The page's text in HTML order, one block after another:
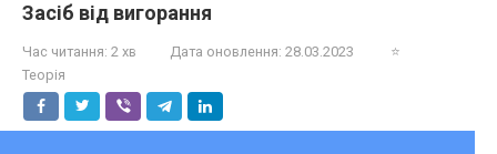
Засіб від вигорання
Час читання: 2 хв Дата оновлення: 28.03.2023
⭐
Теорія